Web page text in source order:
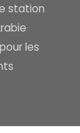
station
les